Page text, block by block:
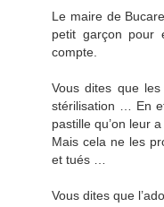
Le maire de
petit garçon pour
compte.
Vous dites que
stérilisation … En
pastille qu’on leur
Mais cela ne les
et tués …
Vous dites que